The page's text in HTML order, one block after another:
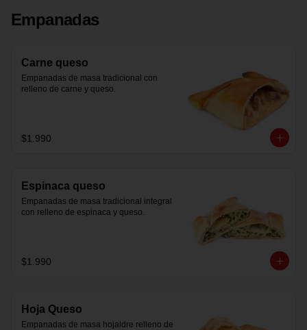
Empanadas
Carne queso
Empanadas de masa tradicional con
relleno de carne y queso.
$1.990
Espinaca queso
Empanadas de masa tradicional integral
con relleno de espinaca y queso.
$1.990
Hoja Queso
Empanadas de masa hojaldre relleno de